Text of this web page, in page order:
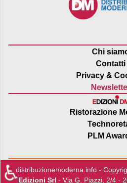
Chi
Contatti
Privacy &
Ristorazione
PLM
distribuzionemoderna.info -
Edizioni Srl - Via G. Piazzi, 2/4 -